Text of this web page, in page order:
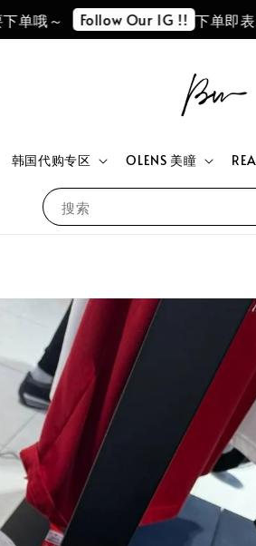
哦～ Follow Our IG !! 下单即表示
搜索
韩国代购专区 OLENS 美瞳